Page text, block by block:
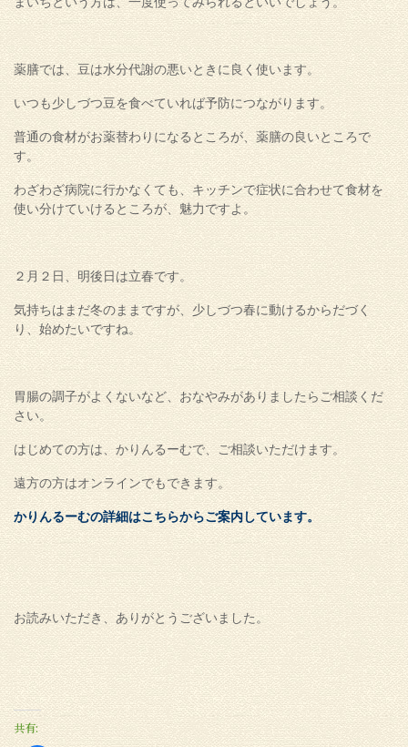
薬膳では、豆は水分代謝の悪いときに良く使います。
いつも少しづつ豆を食べていれば予防につながります。
普通の食材がお薬替わりになるところが、薬膳の良いところで
す。
わざわざ病院に行かなくても、キッチンで症状に合わせて食材を
使い分けていけるところが、魅力ですよ。
２月２日、明後日は立春です。
気持ちはまだ冬のままですが、少しづつ春に動けるからだづく
り、始めたいですね。
胃腸の調子がよくないなど、おなやみがありましたらご相談くだ
さい。
はじめての方は、かりんるーむで、ご相談いただけます。
遠方の方はオンラインでもできます。
かりんるーむの詳細はこちらからご案内しています。
お読みいただき、ありがとうございました。
共有: